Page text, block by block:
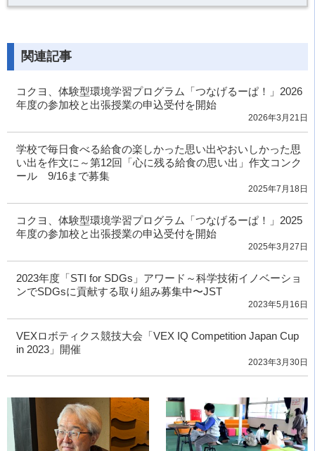
関連記事
コクヨ、体験型環境学習プログラム「つなげるーぱ！」2026
年度の参加校と出張授業の申込受付を開始
2026年3月21日
学校で毎日食べる給食の楽しかった思い出やおいしかった思
い出を作文に～第12回「心に残る給食の思い出」作文コンク
ール 9/16まで募集
2025年7月18日
コクヨ、体験型環境学習プログラム「つなげるーぱ！」2025
年度の参加校と出張授業の申込受付を開始
2025年3月27日
2023年度「STI for SDGs」アワード～科学技術イノベーショ
ンでSDGsに貢献する取り組み募集中〜JST
2023年5月16日
VEXロボティクス競技大会「VEX IQ Competition Japan Cup
in 2023」開催
2023年3月30日